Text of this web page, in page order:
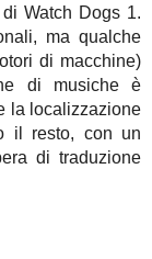
Watch Dogs 1.
ma qualche
di macchine)
di musiche è
la localizzazione
il resto, con un
di traduzione